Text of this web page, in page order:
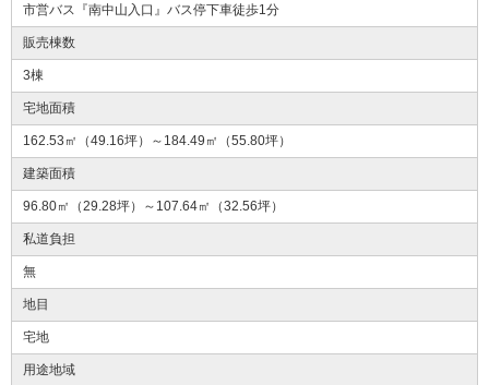
市営バス『南中山入口』バス停下車徒歩1分
販売棟数
3棟
宅地面積
162.53㎡（49.16坪）～184.49㎡（55.80坪）
建築面積
96.80㎡（29.28坪）～107.64㎡（32.56坪）
私道負担
無
地目
宅地
用途地域